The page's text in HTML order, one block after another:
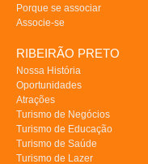
Porque se associar
Associe-se
RIBEIRÃO PRETO
Nossa História
Oportunidades
Atrações
Turismo de Negócios
Turismo de Educação
Turismo de Saúde
Turismo de Lazer